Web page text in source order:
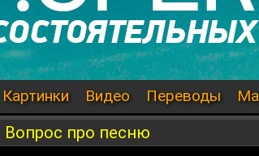
Картинки Видео Переводы
Вопрос про песню